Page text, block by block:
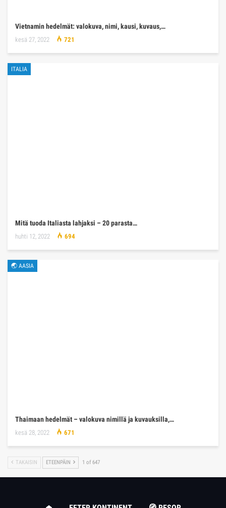
Vietnamin hedelmät: valokuva, nimi, kausi, kuvaus,…
kesä 27, 2022 721
ITALIA
Mitä tuoda Italiasta lahjaksi – 20 parasta…
huhti 12, 2022 694
🌏 AASIA
Thaimaan hedelmät – valokuva nimillä ja kuvauksilla,…
kesä 28, 2022 671
TAKAISIN ETEENPÄIN 1 of 647